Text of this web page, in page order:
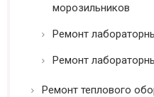
морозильников
Ремонт
Ремонт
Ремонт теплового